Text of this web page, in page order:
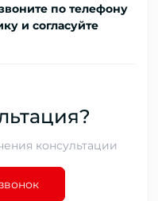
по телефону
и согласуйте
консультации